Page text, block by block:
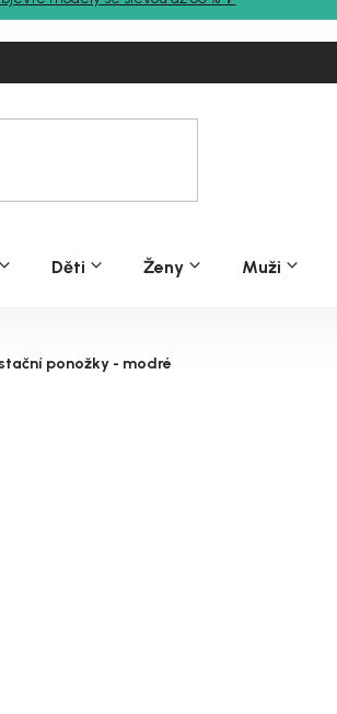
Děti Ženy Muži
ponožky - modré